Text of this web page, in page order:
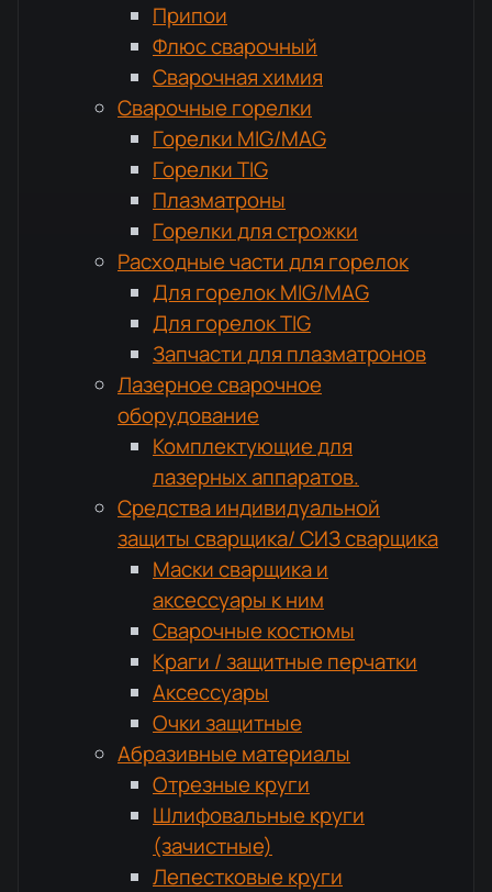
Припои
Флюс сварочный
Сварочная химия
Сварочные горелки
Горелки MIG/MAG
Горелки TIG
Плазматроны
Горелки для строжки
Расходные части для горелок
Для горелок MIG/MAG
Для горелок TIG
Запчасти для плазматронов
Лазерное сварочное
оборудование
Комплектующие для
лазерных аппаратов.
Средства индивидуальной
защиты сварщика/ СИЗ сварщика
Маски сварщика и
аксессуары к ним
Сварочные костюмы
Краги / защитные перчатки
Аксессуары
Очки защитные
Абразивные материалы
Отрезные круги
Шлифовальные круги
(зачистные)
Лепестковые круги